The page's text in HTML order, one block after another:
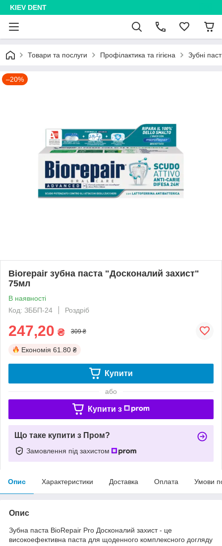
KIEV DENT
Товари та послуги Профілактика та гігієна Зубні
–20%
Biorepair зубна паста "Досконалий захист"
75мл
В наявності
Код: ЗББП-24
Роздріб
247,20 ₴ 309 ₴
Економія 61.80 ₴
Купити
або
Купити з
Що таке купити з Пром?
Замовлення під захистом
Опис Характеристики Доставка Оплата Умови
Опис
Зубна паста BioRepair Pro Досконалий захист - це
високоефективна паста для щоденного комплексного догляду